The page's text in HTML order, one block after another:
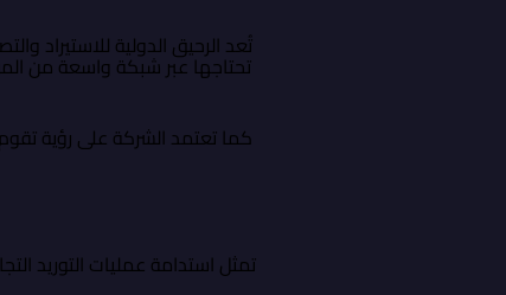
تُعد الرحيق الدولية للاستيراد
تحتاجها عبر شبكة واسعة من
كما تعتمد الشركة على رؤية
تمثل استدامة عمليات التوريد